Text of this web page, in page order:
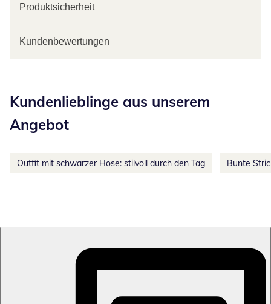
Produktsicherheit
Kundenbewertungen
Kundenlieblinge aus unserem
Angebot
Outfit mit schwarzer Hose: stilvoll durch den Tag Bunte